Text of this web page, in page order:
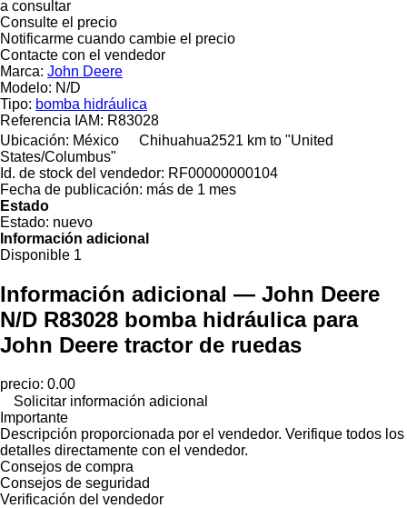
a consultar
Consulte el precio
Notificarme cuando cambie el precio
Contacte con el vendedor
Marca: John Deere
Modelo: N/D
Tipo: bomba hidráulica
Referencia IAM: R83028
Ubicación: México Chihuahua2521 km to "United
States/Columbus"
Id. de stock del vendedor: RF00000000104
Fecha de publicación: más de 1 mes
Estado
Estado: nuevo
Información adicional
Disponible 1
Información adicional — John Deere
N/D R83028 bomba hidráulica para
John Deere tractor de ruedas
precio: 0.00
Solicitar información adicional
Importante
Descripción proporcionada por el vendedor. Verifique todos los
detalles directamente con el vendedor.
Consejos de compra
Consejos de seguridad
Verificación del vendedor